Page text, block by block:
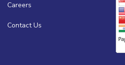
Careers
Contact Us